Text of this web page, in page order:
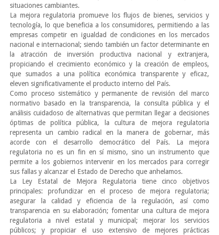
situaciones cambiantes.
La mejora regulatoria promueve los flujos de bienes, servicios y
tecnología, lo que beneficia a los consumidores, permitiendo a las
empresas competir en igualdad de condiciones en los mercados
nacional e internacional; siendo también un factor determinante en
la atracción de inversión productiva nacional y extranjera,
propiciando el crecimiento económico y la creación de empleos,
que sumados a una política económica transparente y eficaz,
eleven significativamente el producto interno del País.
Como proceso sistemático y permanente de revisión del marco
normativo basado en la transparencia, la consulta pública y el
análisis cuidadoso de alternativas que permitan llegar a decisiones
óptimas de política pública, la cultura de mejora regulatoria
representa un cambio radical en la manera de gobernar, más
acorde con el desarrollo democrático del País. La mejora
regulatoria no es un fin en sí mismo, sino un instrumento que
permite a los gobiernos intervenir en los mercados para corregir
sus fallas y alcanzar el Estado de Derecho que anhelamos.
La Ley Estatal de Mejora Regulatoria tiene cinco objetivos
principales: profundizar en el proceso de mejora regulatoria;
asegurar la calidad y eficiencia de la regulación, así como
transparencia en su elaboración; fomentar una cultura de mejora
regulatoria a nivel estatal y municipal; mejorar los servicios
públicos; y propiciar el uso extensivo de mejores prácticas